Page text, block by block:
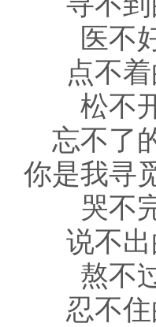
医不
点不
松不
忘不了
你是我寻
哭不
说不
熬不
忍不